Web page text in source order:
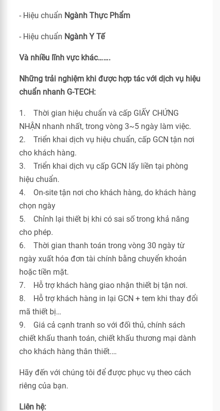
- Hiệu chuẩn Ngành Thực Phẩm
- Hiệu chuẩn Ngành Y Tế
Và nhiều lĩnh vực khác…….
Những trải nghiệm khi được hợp tác với dịch vụ hiệu
chuẩn nhanh G-TECH:
1. Thời gian hiệu chuẩn và cấp GIẤY CHỨNG
NHẬN nhanh nhất, trong vòng 3~5 ngày làm việc.
2. Triển khai dịch vụ hiệu chuẩn, cấp GCN tận nơi
cho khách hàng.
3. Triển khai dịch vụ cấp GCN lấy liền tại phòng
hiệu chuẩn.
4. On-site tận nơi cho khách hàng, do khách hàng
chọn ngày
5. Chỉnh lại thiết bị khi có sai số trong khả năng
cho phép.
6. Thời gian thanh toán trong vòng 30 ngày từ
ngày xuất hóa đơn tài chính bằng chuyển khoản
hoặc tiền mặt.
7. Hỗ trợ khách hàng giao nhận thiết bị tận nơi.
8. Hỗ trợ khách hàng in lại GCN + tem khi thay đổi
mã thiết bị…
9. Giá cả cạnh tranh so với đối thủ, chính sách
chiết khấu thanh toán, chiết khấu thương mại dành
cho khách hàng thân thiết.…
Hãy đến với chúng tôi để được phục vụ theo cách
riêng của bạn.
Liên hệ: